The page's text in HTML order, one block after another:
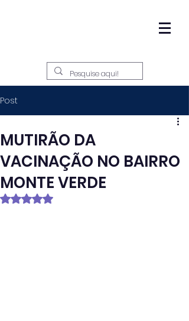
Post
MUTIRÃO DA
VACINAÇÃO NO BAIRRO
MONTE VERDE
Avaliado com NaN de 5 estrelas.